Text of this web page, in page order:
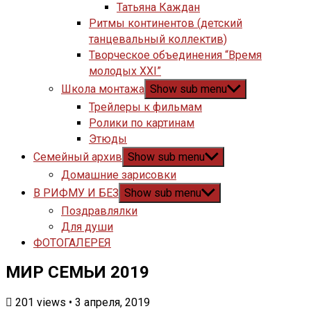
Татьяна Каждан
Ритмы континентов (детский
танцевальный коллектив)
Творческое объединения “Время
молодых XXI”
Школа монтажа Show sub menu
Трейлеры к фильмам
Ролики по картинам
Этюды
Семейный архив Show sub menu
Домашние зарисовки
В РИФМУ И БЕЗ Show sub menu
Поздравлялки
Для души
ФОТОГАЛЕРЕЯ
МИР СЕМЬИ 2019
201 views • 3 апреля, 2019